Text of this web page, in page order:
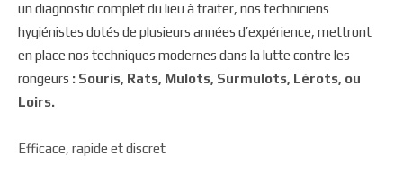
un diagnostic complet du lieu à traiter, nos techniciens
hygiénistes dotés de plusieurs années d’expérience, mettront
en place nos techniques modernes dans la lutte contre les
rongeurs : Souris, Rats, Mulots, Surmulots, Lérots, ou
Loirs.
Efficace, rapide et discret